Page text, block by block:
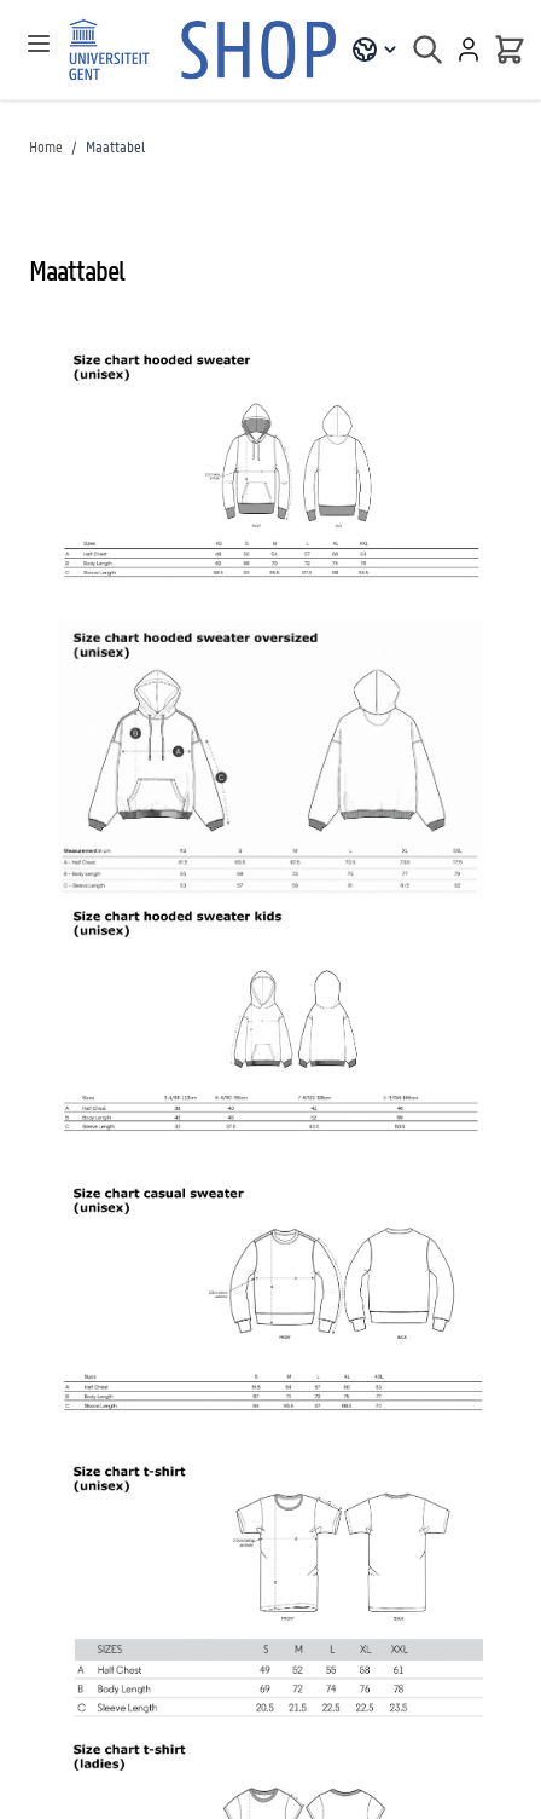
Home / Maattabel
Maattabel